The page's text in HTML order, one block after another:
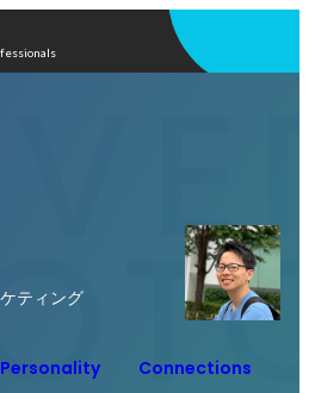
ティング
Personality Connections